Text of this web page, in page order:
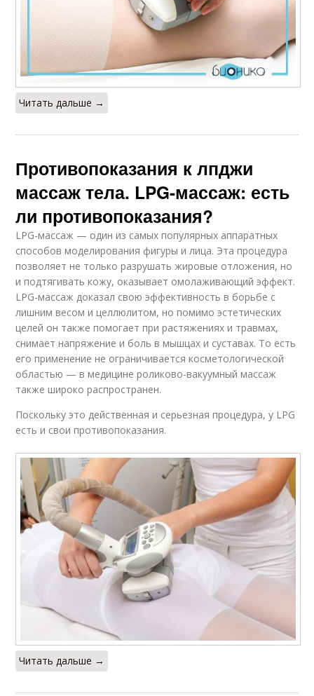
Читать дальше →
Противопоказания к лпджи
массаж тела. LPG-массаж: есть
ли противопоказания?
LPG-массаж — один из самых популярных аппаратных
способов моделирования фигуры и лица. Эта процедура
позволяет не только разрушать жировые отложения, но
и подтягивать кожу, оказывает омолаживающий эффект.
LPG-массаж доказал свою эффективность в борьбе с
лишним весом и целлюлитом, но помимо эстетических
целей он также помогает при растяжениях и травмах,
снимает напряжение и боль в мышцах и суставах. То есть
его применение не ограничивается косметологической
областью — в медицине роликово-вакуумный массаж
также широко распространен.
Поскольку это действенная и серьезная процедура, у LPG
есть и свои противопоказания.
Читать дальше →